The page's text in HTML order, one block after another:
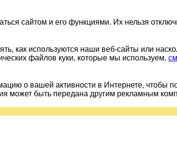
сайтом и его функциями. Их нельзя
как используются наши веб-сайты или
файлов куки, которые мы используем,
о вашей активности в Интернете, чтобы
может быть передана другим рекламным